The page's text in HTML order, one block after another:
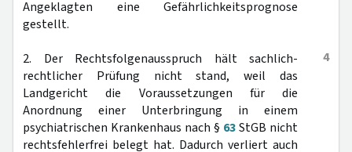
Angeklagten eine Gefährlichkeitsprognose
gestellt.
4
2. Der Rechtsfolgenausspruch hält sachlich-
rechtlicher Prüfung nicht stand, weil das
Landgericht die Voraussetzungen für die
Anordnung einer Unterbringung in einem
psychiatrischen Krankenhaus nach § 63StGB nicht
rechtsfehlerfrei belegt hat. Dadurch verliert auch